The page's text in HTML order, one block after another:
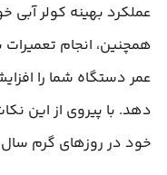
عملکرد بهینه کولر
همچنین، انجام
عمر دستگاه شما را
دهد. با پیروی از این
خود در روزهای گرم سال